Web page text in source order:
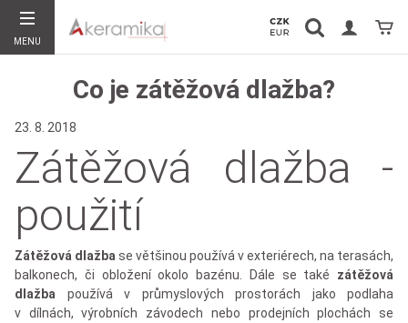
MENU
Vyhledávání Košík
Co je zátěžová dlažba?
23. 8. 2018
Zátěžová dlažba -
použití
Zátěžová dlažba se většinou používá v exteriérech, na terasách,
balkonech, či obložení okolo bazénu. Dále se také zátěžová
dlažba používá v průmyslových prostorách jako podlaha
v dílnách, výrobních závodech nebo prodejních plochách se